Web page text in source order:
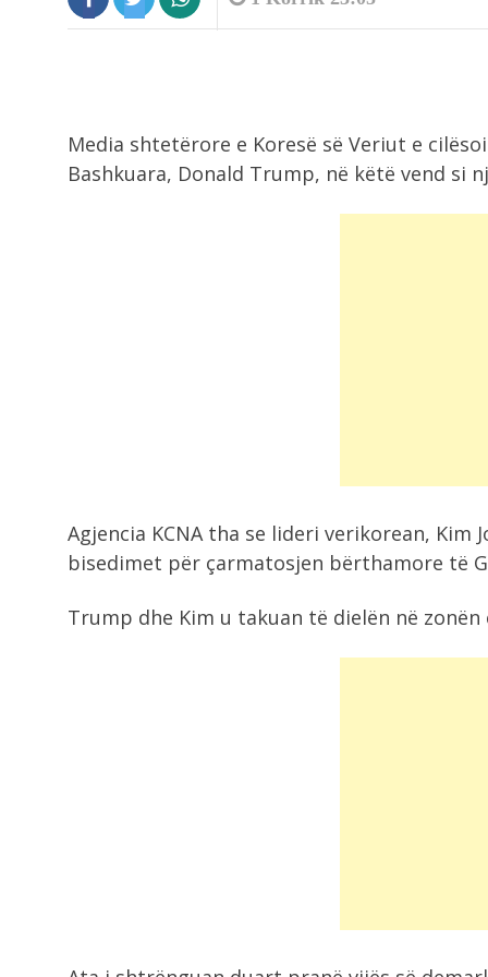
Media shtetërore e Koresë së Veriut e
Bashkuara, Donald Trump, në këtë vend si
Agjencia KCNA tha se lideri verikorean,
bisedimet për çarmatosjen bërthamore të
Trump dhe Kim u takuan të dielën në
Zelensky viziton nesër Serbinë,
me Vuçiç...
2:43